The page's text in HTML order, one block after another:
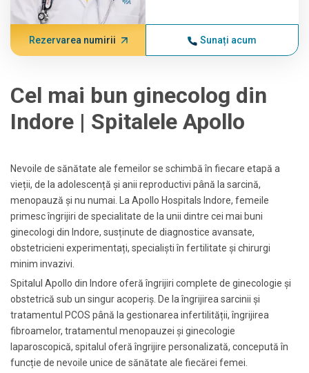
Rezervarea numirii Sunați acum
Cel mai bun ginecolog din
Indore | Spitalele Apollo
Nevoile de sănătate ale femeilor se schimbă în fiecare etapă a
vieții, de la adolescență și anii reproductivi până la sarcină,
menopauză și nu numai. La Apollo Hospitals Indore, femeile
primesc îngrijiri de specialitate de la unii dintre cei mai buni
ginecologi din Indore, susținute de diagnostice avansate,
obstetricieni experimentați, specialiști în fertilitate și chirurgi
minim invazivi.
Spitalul Apollo din Indore oferă îngrijiri complete de ginecologie și
obstetrică sub un singur acoperiș. De la îngrijirea sarcinii și
tratamentul PCOS până la gestionarea infertilității, îngrijirea
fibroamelor, tratamentul menopauzei și ginecologie
laparoscopică, spitalul oferă îngrijire personalizată, concepută în
funcție de nevoile unice de sănătate ale fiecărei femei.